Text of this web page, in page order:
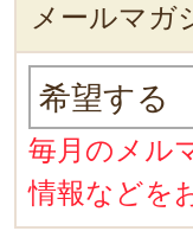
メールマガ
毎月のメル
情報などを